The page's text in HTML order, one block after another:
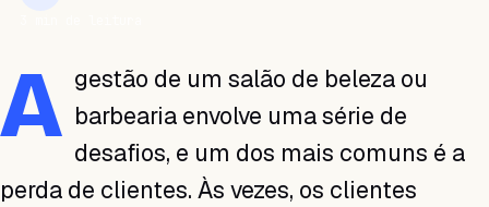
A gestão de um salão de beleza ou
barbearia envolve uma série de
desafios, e um dos mais comuns é a
perda de clientes. Às vezes, os clientes